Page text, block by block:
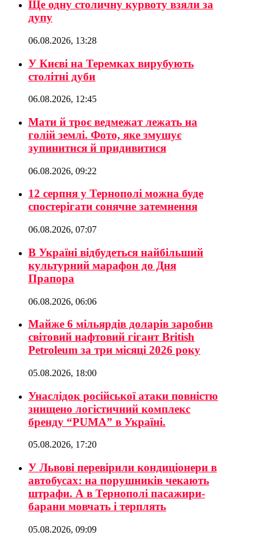
Ще одну столичну курвоту взяли за
дупу
06.08.2026, 13:28
У Києві на Теремках вирубують
столітні дуби
06.08.2026, 12:45
Мати й троє ведмежат лежать на
голій землі. Фото, яке змушує
зупинитися й придивитися
06.08.2026, 09:22
12 серпня у Тернополі можна буде
спостерігати сонячне затемнення
06.08.2026, 07:07
В Україні відбудеться найбільший
культурний марафон до Дня
Прапора
06.08.2026, 06:06
Майже 6 мільярдів доларів заробив
світовий нафтовий гігант British
Petroleum за три місяці 2026 року
05.08.2026, 18:00
Унаслідок російської атаки повністю
знищено логістичний комплекс
бренду “PUMA” в Україні.
05.08.2026, 17:20
У Львові перевірили кондиціонери в
автобусах: на порушників чекають
штрафи. А в Тернополі пасажири-
барани мовчать і терплять
05.08.2026, 09:09